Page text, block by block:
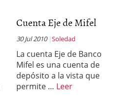
Cuenta Eje de Mifel
30 Jul 2010 Soledad
La cuenta Eje de Banco
Mifel es una cuenta de
depósito a la vista que
permite … Leer